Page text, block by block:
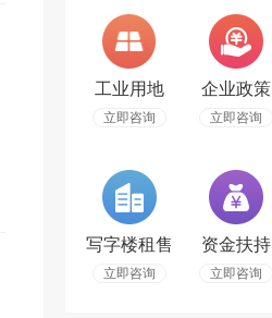
工业用地
立即咨询
企业政策
立即咨询
写字楼租售
立即咨询
资金扶持
立即咨询